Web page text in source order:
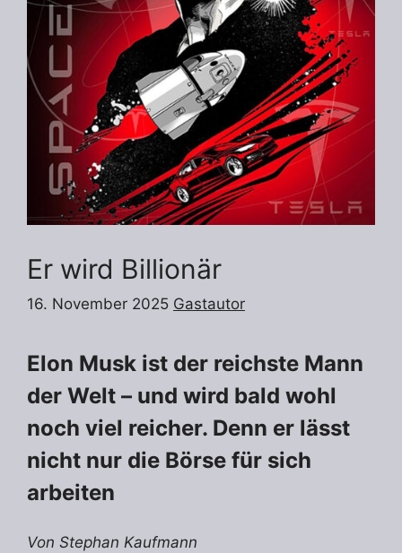
Er wird Billionär
16. November 2025 Gastautor
Elon Musk ist der reichste Mann
der Welt – und wird bald wohl
noch viel reicher. Denn er lässt
nicht nur die Börse für sich
arbeiten
Von Stephan Kaufmann